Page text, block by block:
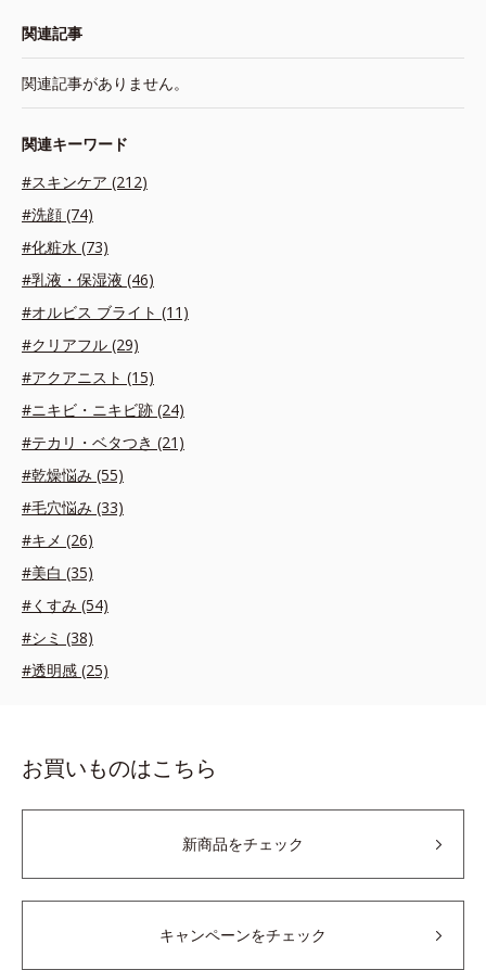
関連記事
関連記事がありません。
関連キーワード
#スキンケア (212)
#洗顔 (74)
#化粧水 (73)
#乳液・保湿液 (46)
#オルビス ブライト (11)
#クリアフル (29)
#アクアニスト (15)
#ニキビ・ニキビ跡 (24)
#テカリ・ベタつき (21)
#乾燥悩み (55)
#毛穴悩み (33)
#キメ (26)
#美白 (35)
#くすみ (54)
#シミ (38)
#透明感 (25)
お買いものはこちら
新商品をチェック
キャンペーンをチェック